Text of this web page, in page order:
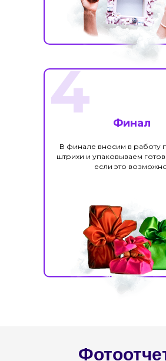
Финал
В финале вносим в работу
штрихи и упаковываем
если это
4